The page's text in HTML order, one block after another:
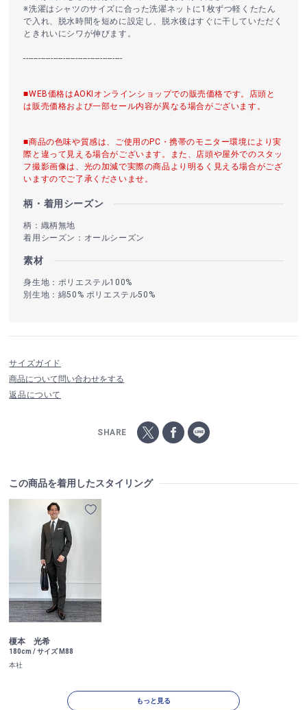
※洗濯はシャツのサイズに合った洗濯ネットに1枚ずつ軽くたたん
で入れ、脱水時間を短めに設定し、脱水後はすぐに干していただく
ときれいにシワが伸びます。
----------------------------------------
■WEB価格はAOKIオンラインショップでの販売価格です。店頭と
は販売価格および一部セール内容が異なる場合がございます。
■商品の色味や質感は、ご使用のPC・携帯のモニター環境により実
際と違って見える場合がございます。また、店頭や屋外でのスタッ
フ撮影画像は、光の加減で実際の商品より明るく見える場合がござ
いますのでご了承くださいませ。
柄・着用シーズン
柄：織柄無地
着用シーズン：オールシーズン
素材
身生地：ポリエステル100%
別生地：綿50% ポリエステル50%
サイズガイド
商品について問い合わせをする
返品について
SHARE
この商品を着用したスタイリング
榎本 光希
180cm / サイズ M88
本社
もっと見る